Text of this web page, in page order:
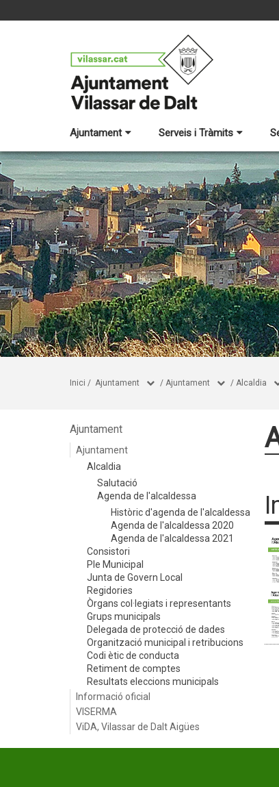
Ajuntament Serveis i Tràmits
Inici / Ajuntament / Ajuntament / Alcaldia
Ajuntament
Ajuntament
Alcaldia
Salutació
Agenda de l'alcaldessa
Històric d'agenda de l'alcaldessa
Agenda de l'alcaldessa 2020
Agenda de l'alcaldessa 2021
Consistori
Ple Municipal
Junta de Govern Local
Regidories
Òrgans col·legiats i representants
Grups municipals
Delegada de protecció de dades
Organització municipal i retribucions
Codi ètic de conducta
Retiment de comptes
Resultats eleccions municipals
Informació oficial
VISERMA
ViDA, Vilassar de Dalt Aigües